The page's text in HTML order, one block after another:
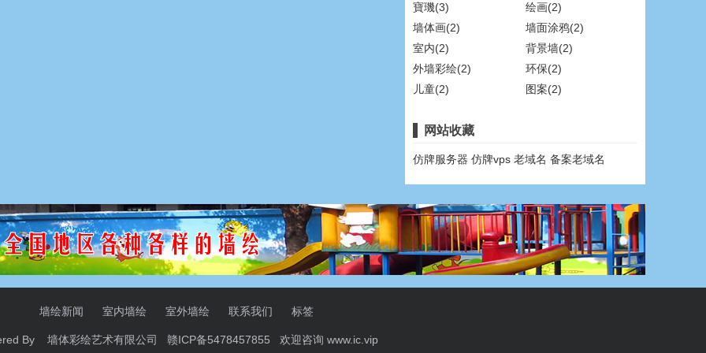
寶璣(3)
绘画(2)
墙体画(2)
墙面涂鸦(2)
室内(2)
背景墙(2)
外墙彩绘(2)
环保(2)
儿童(2)
图案(2)
网站收藏
仿牌服务器 仿牌vps 老域名 备案老域名
墙绘新闻 室内墙绘 室外墙绘 联系我们 标签
By 墙体彩绘艺术有限公司 赣ICP备5478457855 欢迎咨询 www.ic.vip